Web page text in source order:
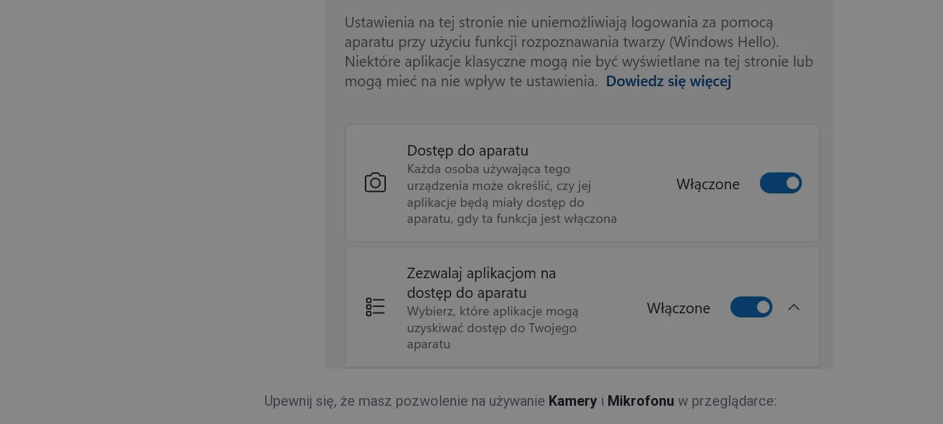
Upewnij się, że masz pozwolenie na używanie Kamery i Mikrofonu w przeglądarce: